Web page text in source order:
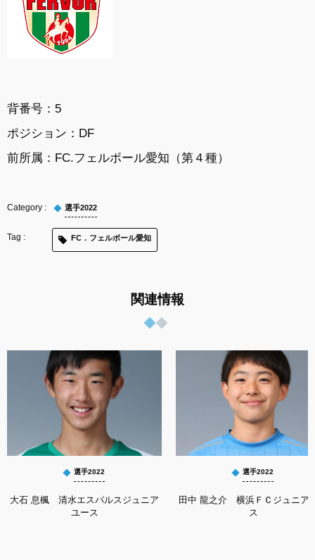
背番号：5
ポジション：DF
前所属：FC.フェルボール愛知（第４種）
選手2022
FC．フェルボール愛知
関連情報
選手2022
大石 息楓 清水エスパルスジュニア
ユース
選手2022
田中 龍之介 横浜ＦＣジュニア
ス